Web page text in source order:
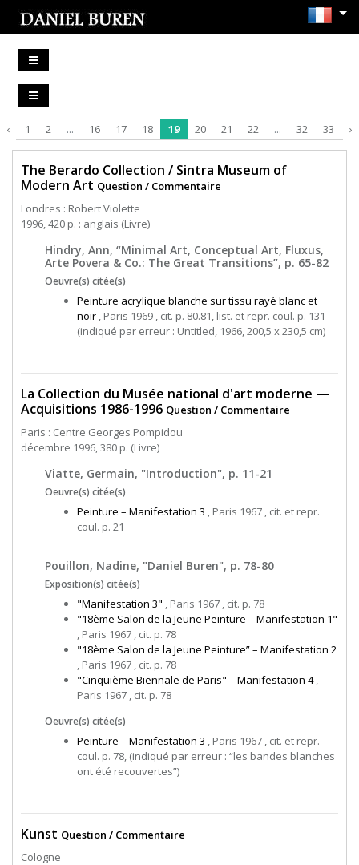
‹ 1 2 ... 16 17 18 19 20 21 22 ... 32 33 ›
The Berardo Collection / Sintra Museum of
Modern Art Question / Commentaire
Londres : Robert Violette
1996, 420 p. : anglais (Livre)
Hindry, Ann, “Minimal Art, Conceptual Art, Fluxus,
Arte Povera & Co.: The Great Transitions”, p. 65-82
Oeuvre(s) citée(s)
Peinture acrylique blanche sur tissu rayé blanc et
noir , Paris 1969 , cit. p. 80.81, list. et repr. coul. p. 131
(indiqué par erreur : Untitled, 1966, 200,5 x 230,5 cm)
La Collection du Musée national d'art moderne —
Acquisitions 1986-1996 Question / Commentaire
Paris : Centre Georges Pompidou
décembre 1996, 380 p. (Livre)
Viatte, Germain, "Introduction", p. 11-21
Oeuvre(s) citée(s)
Peinture – Manifestation 3 , Paris 1967 , cit. et repr.
coul. p. 21
Pouillon, Nadine, "Daniel Buren", p. 78-80
Exposition(s) citée(s)
"Manifestation 3" , Paris 1967 , cit. p. 78
"18ème Salon de la Jeune Peinture – Manifestation 1"
, Paris 1967 , cit. p. 78
"18ème Salon de la Jeune Peinture” – Manifestation 2
, Paris 1967 , cit. p. 78
"Cinquième Biennale de Paris" – Manifestation 4,
Paris 1967 , cit. p. 78
Oeuvre(s) citée(s)
Peinture – Manifestation 3 , Paris 1967 , cit. et repr.
coul. p. 78, (indiqué par erreur : “les bandes blanches
ont été recouvertes”)
Kunst Question / Commentaire
Cologne